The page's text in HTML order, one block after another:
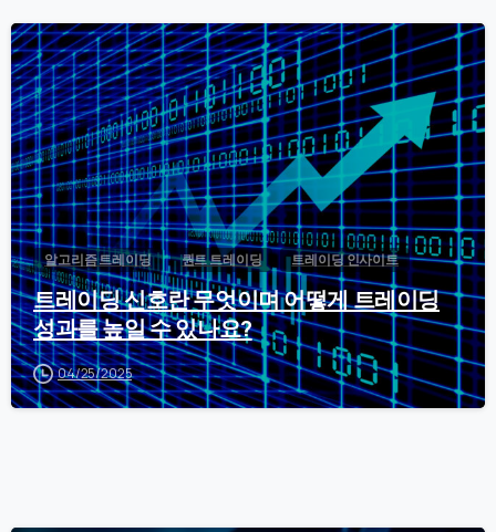
0
알고리즘 트레이딩 퀀트 트레이딩 트레이딩 인사이트
트레이딩 신호란 무엇이며 어떻게 트레이딩
성과를 높일 수 있나요?
04/25/2025